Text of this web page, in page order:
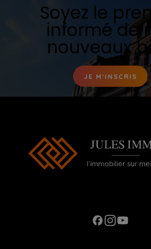
Soyez le
informé de
nouveaux
JE M'INSCRIS